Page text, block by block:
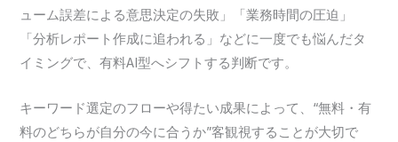
ューム誤差による意思決定の失敗」「業務時間の圧迫」
「分析レポート作成に追われる」などに一度でも悩んだタ
イミングで、有料AI型へシフトする判断です。
キーワード選定のフローや得たい成果によって、“無料・有
料のどちらが自分の今に合うか”客観視することが大切で